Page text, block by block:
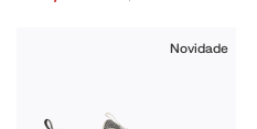
Novidade